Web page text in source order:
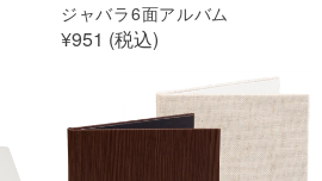
ジャバラ6面アルバム
¥951 (税込)